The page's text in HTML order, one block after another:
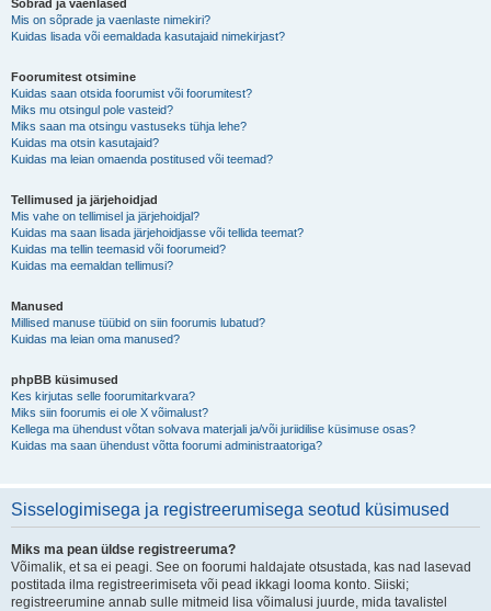
Sõbrad ja vaenlased
Mis on sõprade ja vaenlaste nimekiri?
Kuidas lisada või eemaldada kasutajaid nimekirjast?
Foorumitest otsimine
Kuidas saan otsida foorumist või foorumitest?
Miks mu otsingul pole vasteid?
Miks saan ma otsingu vastuseks tühja lehe?
Kuidas ma otsin kasutajaid?
Kuidas ma leian omaenda postitused või teemad?
Tellimused ja järjehoidjad
Mis vahe on tellimisel ja järjehoidjal?
Kuidas ma saan lisada järjehoidjasse või tellida teemat?
Kuidas ma tellin teemasid või foorumeid?
Kuidas ma eemaldan tellimusi?
Manused
Millised manuse tüübid on siin foorumis lubatud?
Kuidas ma leian oma manused?
phpBB küsimused
Kes kirjutas selle foorumitarkvara?
Miks siin foorumis ei ole X võimalust?
Kellega ma ühendust võtan solvava materjali ja/või juriidilise küsimuse osas?
Kuidas ma saan ühendust võtta foorumi administraatoriga?
Sisselogimisega ja registreerumisega seotud küsimused
Miks ma pean üldse registreeruma?
Võimalik, et sa ei peagi. See on foorumi haldajate otsustada, kas nad lasevad
postitada ilma registreerimiseta või pead ikkagi looma konto. Siiski;
registreerumine annab sulle mitmeid lisa võimalusi juurde, mida tavalistel